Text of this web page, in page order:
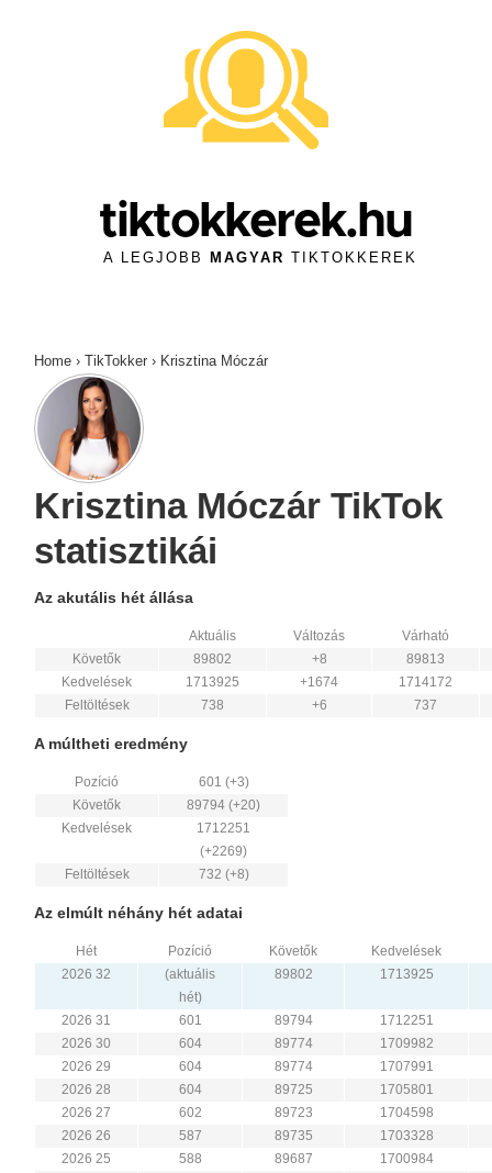
tiktokkerek.hu
A LEGJOBB MAGYAR TIKTOKKEREK
Home › TikTokker › Krisztina Móczár
Krisztina Móczár TikTok
statisztikái
Az akutális hét állása
Aktuális Változás
Várható
Követők
89802 +8
89813
Kedvelések
1713925 +1674
1714172
Feltöltések
738 +6 737
A múltheti eredmény
Pozíció
601 (+3)
Követők
89794 (+20)
Kedvelések
1712251
(+2269)
Feltöltések
732 (+8)
Az elmúlt néhány hét adatai
Hét Pozíció Követők
Kedvelések
2026 32
(aktuális
hét)
89802 1713925
2026 31 601 89794
1712251
2026 30
604 89774
1709982
2026 29
604 89774
1707991
2026 28
604 89725
1705801
2026 27
602 89723
1704598
2026 26
587 89735
1703328
2026 25
588 89687
1700984